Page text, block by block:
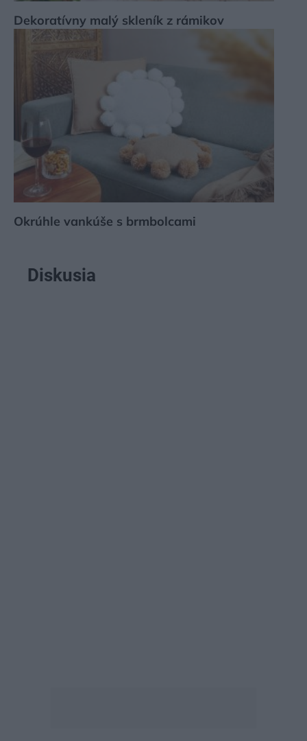
Dekoratívny malý skleník z rámikov
Okrúhle vankúše s brmbolcami
Diskusia